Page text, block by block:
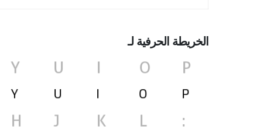
الخريطة الحرفية لـ